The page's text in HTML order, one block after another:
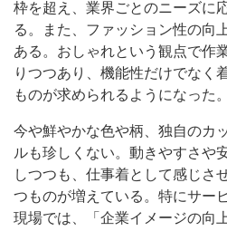
枠を超え、業界ごとのニーズに
る。また、ファッション性の向
ある。おしゃれという観点で作
りつつあり、機能性だけでなく
ものが求められるようになった。
今や鮮やかな色や柄、独自のカ
ルも珍しくない。動きやすさや
しつつも、仕事着として感じさ
つものが増えている。特にサー
現場では、「企業イメージの向